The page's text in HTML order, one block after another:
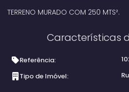
TERRENO MURADO COM 250 MTS².
Características
Referência:
Tipo de Imóvel: